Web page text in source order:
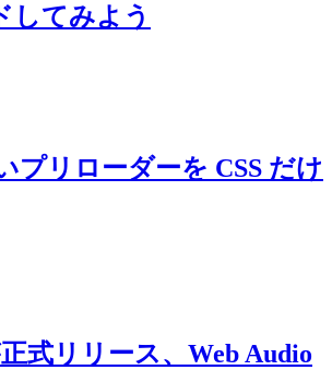
してみよう
プリローダーを CSS だけ
式リリース、Web Audio